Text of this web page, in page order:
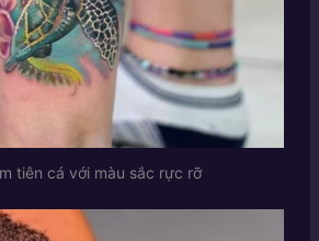
tiên cá với màu sắc rực rỡ